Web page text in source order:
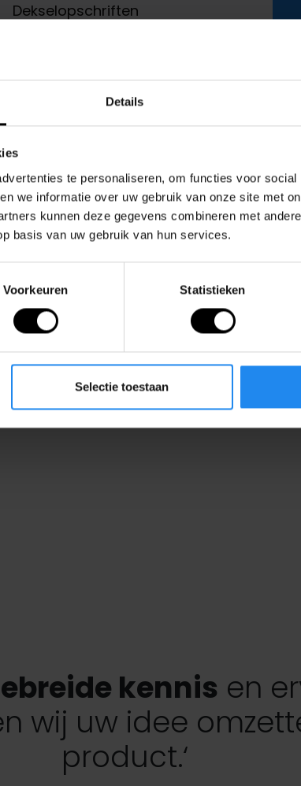
Details
te personaliseren, om functies voor social
we informatie over uw gebruik van onze site met
kunnen deze gegevens combineren met
basis van uw gebruik van hun services.
Voorkeuren Statistieken
Selectie toestaan
Dekselopschriften
kennis en
wij uw idee
product.‘